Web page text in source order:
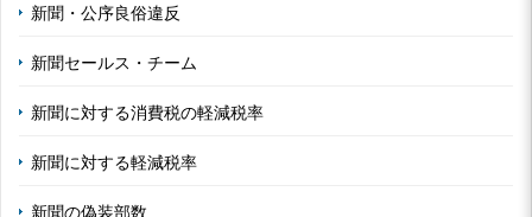
新聞・公序良俗違反
新聞セールス・チーム
新聞に対する消費税の軽減税率
新聞に対する軽減税率
新聞の偽装部数